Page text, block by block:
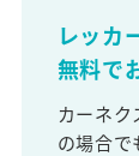
レッカ
無料で
カーネ
の場合で